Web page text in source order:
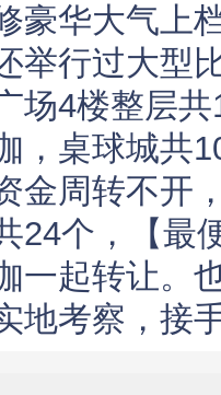
豪华大气上
举行过大型
场4楼整层
，桌球城共
金周转不开
24个，【最
一起转让。
地考察，接